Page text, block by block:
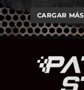
CARGAR MÁS